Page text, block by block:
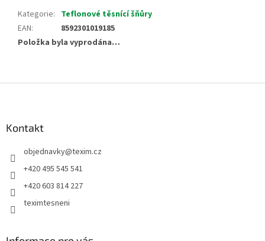
Kategorie: Teflonové těsnící šňůry
EAN:
8592301019185
Položka byla vyprodána…
Kontakt
objednavky@texim.cz
+420 495 545 541
+420 603 814 227
teximtesneni